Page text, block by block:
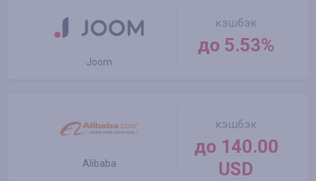
Joom
кэшбэк
до 5.53%
Alibaba
кэшбэк
до 140.00
USD